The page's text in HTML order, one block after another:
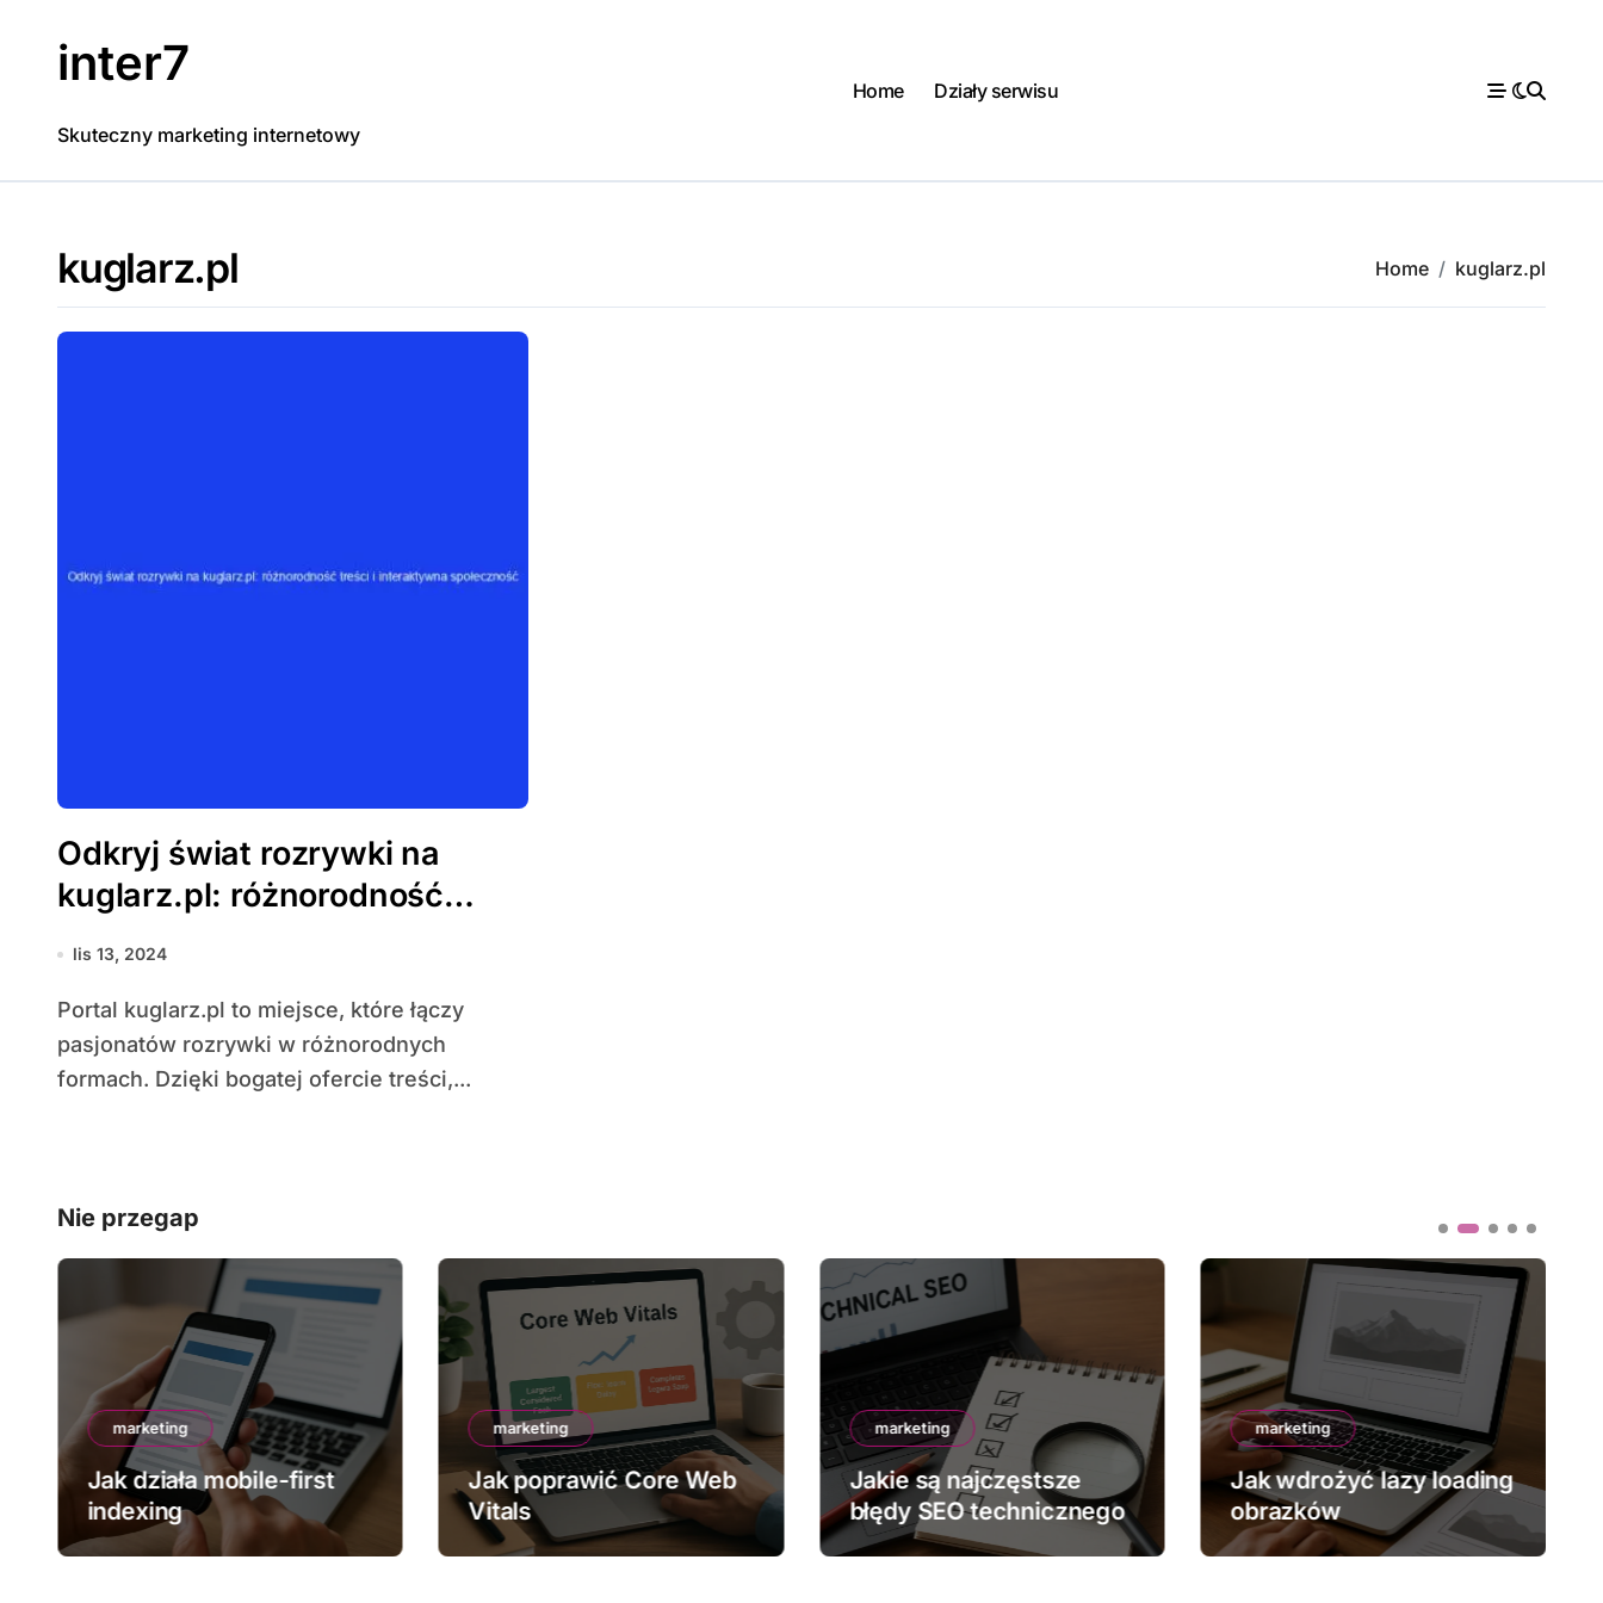
inter7
Skuteczny marketing internetowy
Home Działy serwisu
kuglarz.pl Home kuglarz.pl
Odkryj świat rozrywki na
kuglarz.pl: różnorodność
treści i interaktywna
lis 13, 2024
Portal kuglarz.pl to miejsce, które łączy
pasjonatów rozrywki w różnorodnych
formach. Dzięki bogatej ofercie treści,...
Nie przegap
marketing
Jak działa mobile-first
indexing
marketing
Jak poprawić Core Web
Vitals
marketing
Jakie są najczęstsze
błędy SEO technicznego
marketing
Jak wdrożyć lazy loading
obrazków